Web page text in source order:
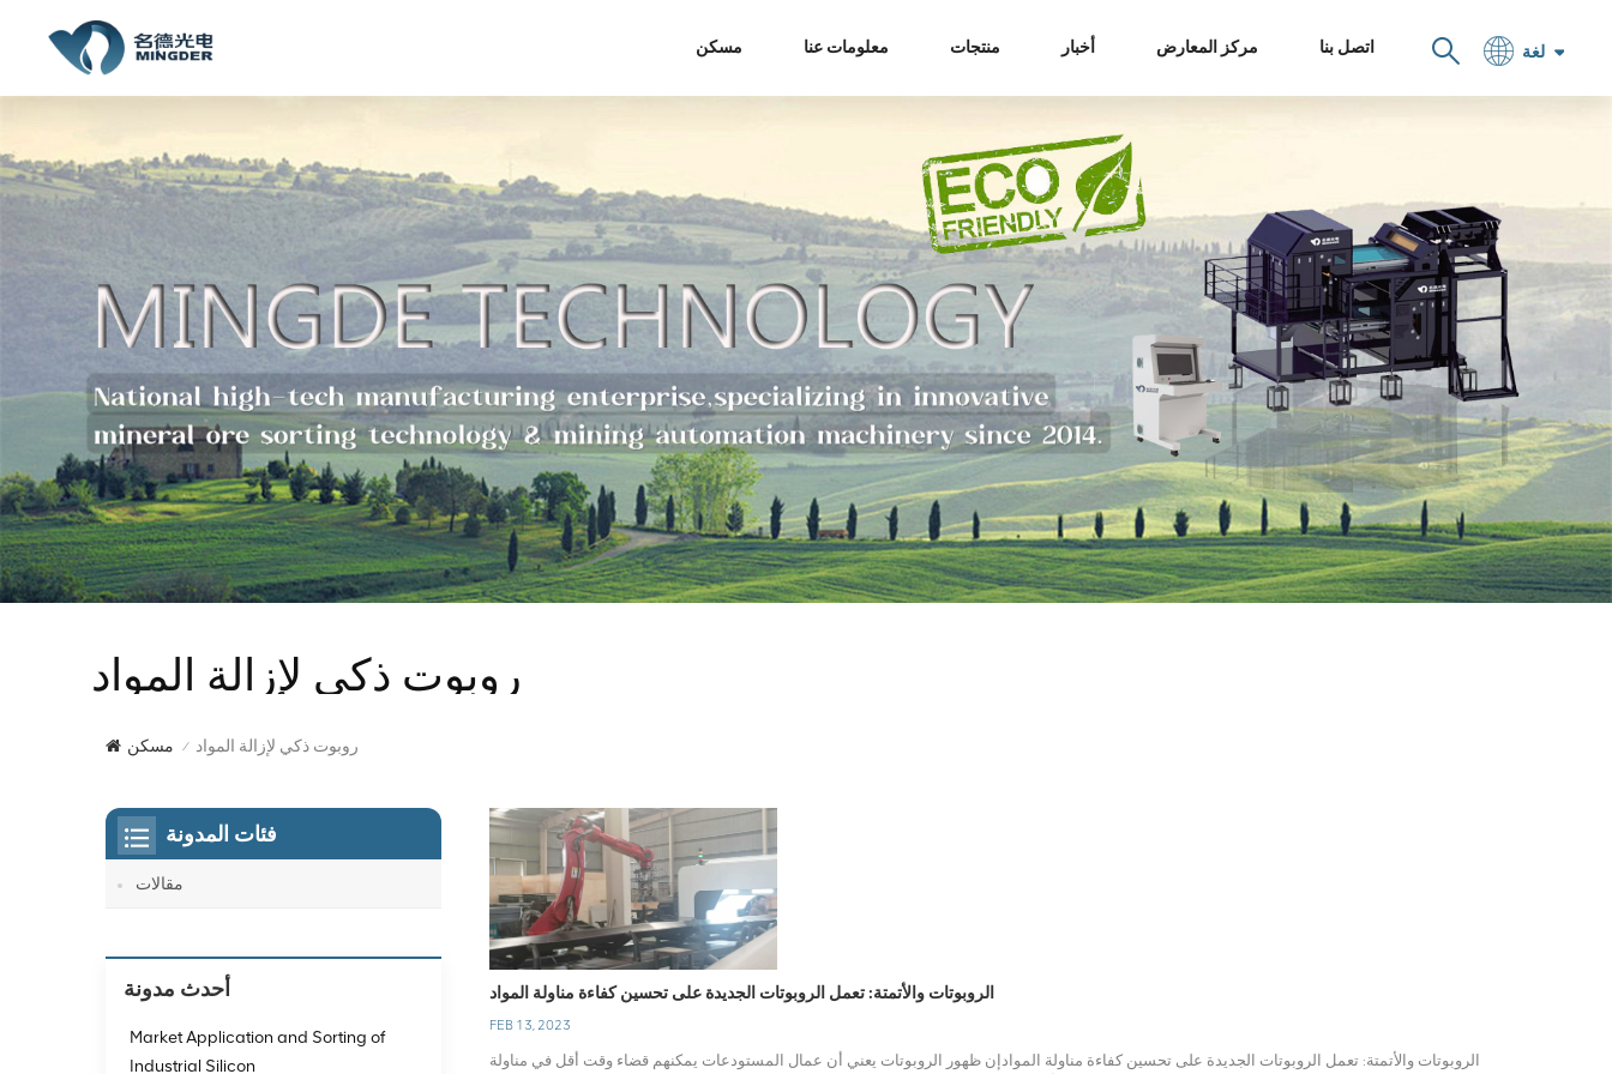
لغة مسكن معلومات عنا منتجات أخبار مركز المعارض اتصل بنا
روبوت ذكي لإزالة المواد
مسكن / روبوت ذكي لإزالة المواد
الروبوتات والأتمتة: تعمل الروبوتات الجديدة على تحسين كفاءة مناولة المواد
FEB 13, 2023
الروبوتات والأتمتة: تعمل الروبوتات الجديدة على تحسين كفاءة مناولة الموادإن ظهور الروبوتات يعني أن عمال المستودعات يمكنهم قضاء وقت أقل في مناولة
فئات المدونة
مقالات
أحدث مدونة
Market Application and Sorting of
Industrial Silicon